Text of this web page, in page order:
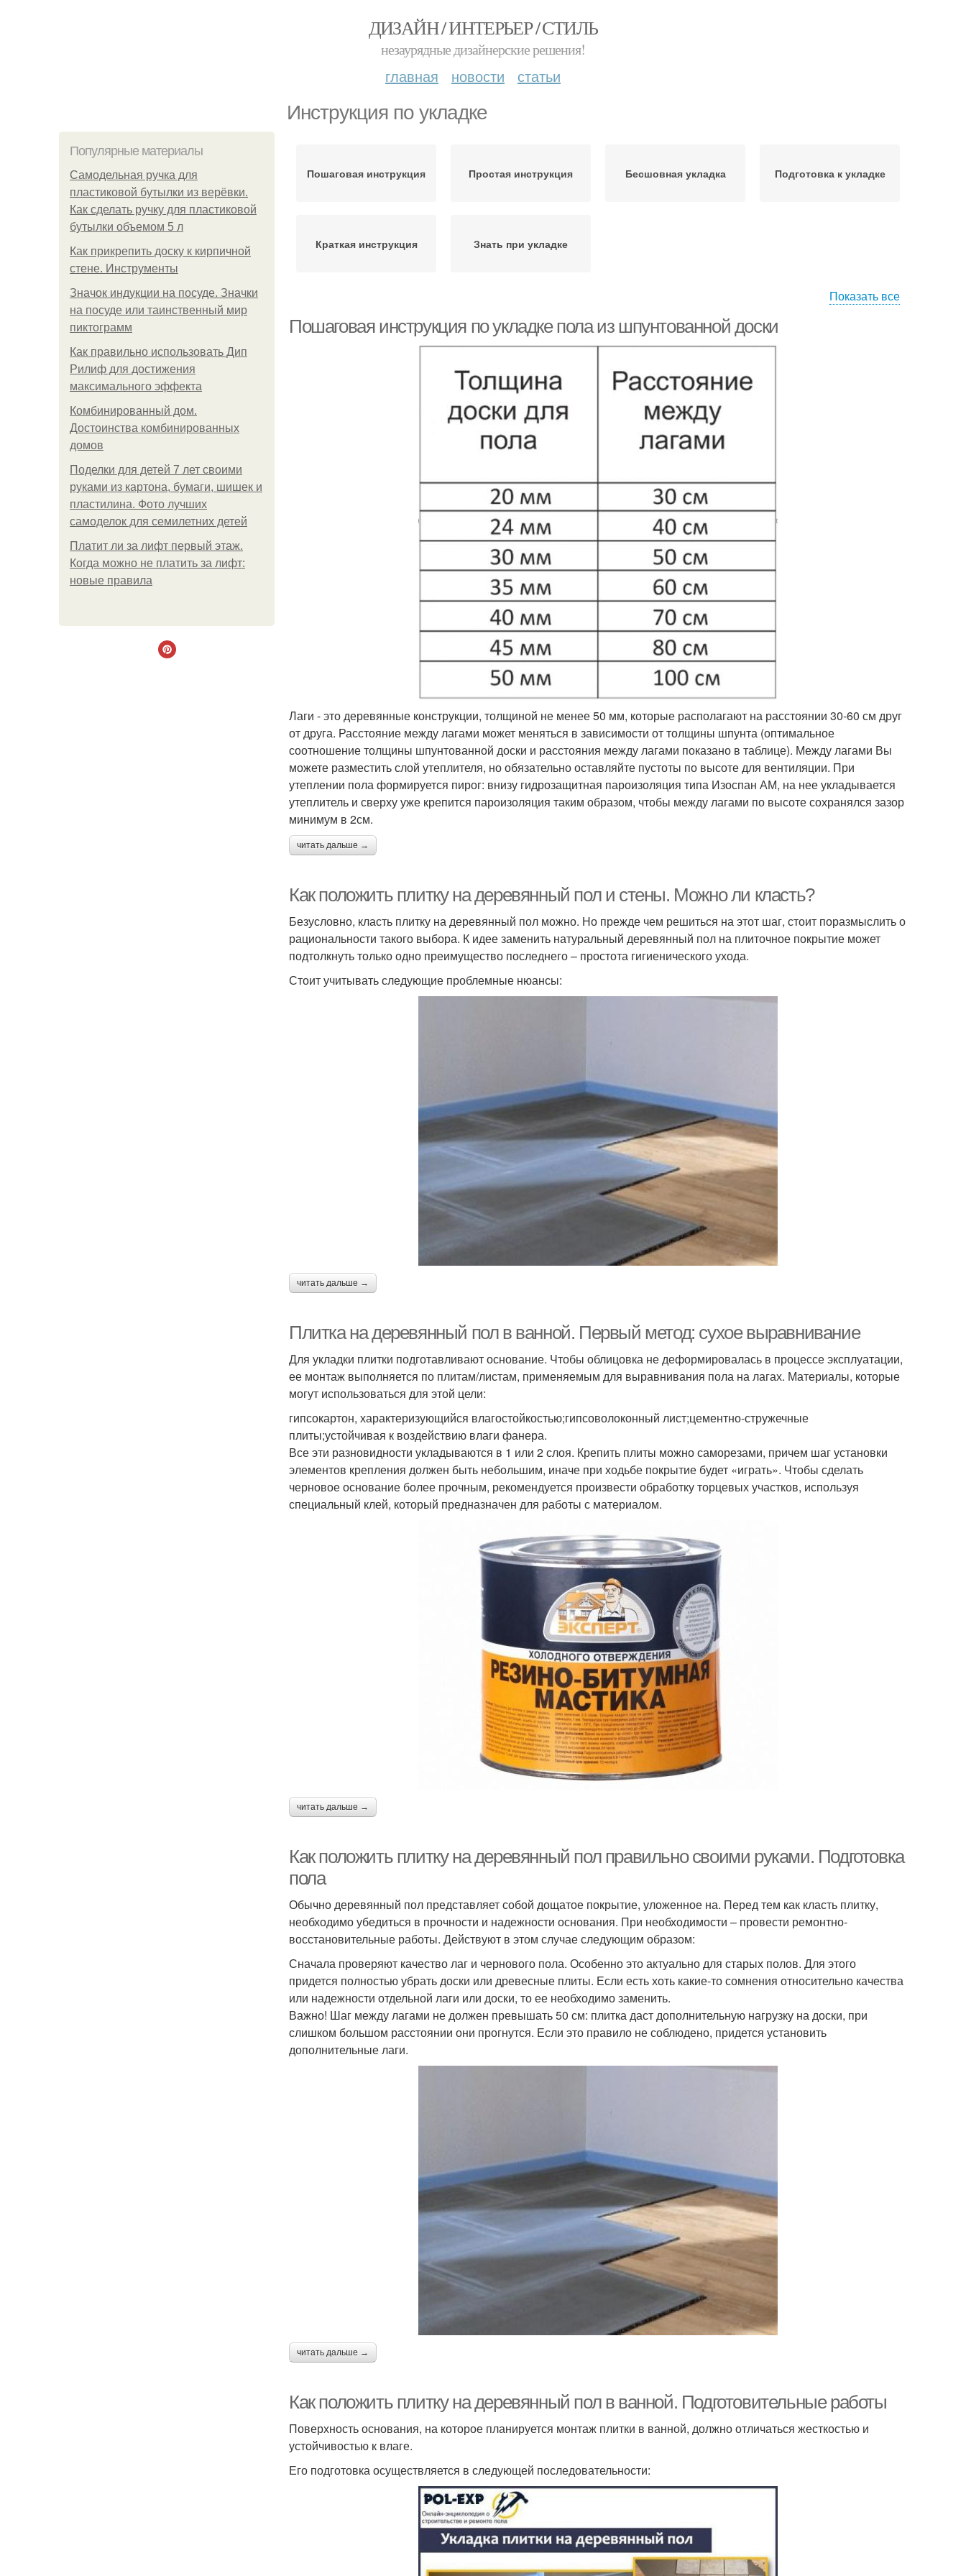
ДИЗАЙН / ИНТЕРЬЕР / СТИЛЬ
незаурядные дизайнерские решения!
главная новости статьи
Инструкция по укладке
Популярные материалы
Самодельная ручка для
пластиковой бутылки из верёвки.
Как сделать ручку для пластиковой
бутылки объемом 5 л
Как прикрепить доску к кирпичной
стене. Инструменты
Значок индукции на посуде. Значки
на посуде или таинственный мир
пиктограмм
Как правильно использовать Дип
Рилиф для достижения
максимального эффекта
Комбинированный дом.
Достоинства комбинированных
домов
Поделки для детей 7 лет своими
руками из картона, бумаги, шишек и
пластилина. Фото лучших
самоделок для семилетних детей
Платит ли за лифт первый этаж.
Когда можно не платить за лифт:
новые правила
Пошаговая инструкция Простая инструкция Бесшовная укладка Подготовка к укладке
Краткая инструкция Знать при укладке
Показать все
Пошаговая инструкция по укладке пола из шпунтованной доски
Лаги - это деревянные конструкции, толщиной не менее 50 мм, которые располагают на расстоянии 30-60 см друг
от друга. Расстояние между лагами может меняться в зависимости от толщины шпунта (оптимальное
соотношение толщины шпунтованной доски и расстояния между лагами показано в таблице). Между лагами Вы
можете разместить слой утеплителя, но обязательно оставляйте пустоты по высоте для вентиляции. При
утеплении пола формируется пирог: внизу гидрозащитная пароизоляция типа Изоспан АМ, на нее укладывается
утеплитель и сверху уже крепится пароизоляция таким образом, чтобы между лагами по высоте сохранялся зазор
минимум в 2см.
читать дальше →
Как положить плитку на деревянный пол и стены. Можно ли класть?
Безусловно, класть плитку на деревянный пол можно. Но прежде чем решиться на этот шаг, стоит поразмыслить о
рациональности такого выбора. К идее заменить натуральный деревянный пол на плиточное покрытие может
подтолкнуть только одно преимущество последнего – простота гигиенического ухода.
Стоит учитывать следующие проблемные нюансы:
читать дальше →
Плитка на деревянный пол в ванной. Первый метод: сухое выравнивание
Для укладки плитки подготавливают основание. Чтобы облицовка не деформировалась в процессе эксплуатации,
ее монтаж выполняется по плитам/листам, применяемым для выравнивания пола на лагах. Материалы, которые
могут использоваться для этой цели:
гипсокартон, характеризующийся влагостойкостью;гипсоволоконный лист;цементно-стружечные
плиты;устойчивая к воздействию влаги фанера.
Все эти разновидности укладываются в 1 или 2 слоя. Крепить плиты можно саморезами, причем шаг установки
элементов крепления должен быть небольшим, иначе при ходьбе покрытие будет «играть». Чтобы сделать
черновое основание более прочным, рекомендуется произвести обработку торцевых участков, используя
специальный клей, который предназначен для работы с материалом.
читать дальше →
Как положить плитку на деревянный пол правильно своими руками. Подготовка
пола
Обычно деревянный пол представляет собой дощатое покрытие, уложенное на. Перед тем как класть плитку,
необходимо убедиться в прочности и надежности основания. При необходимости – провести ремонтно-
восстановительные работы. Действуют в этом случае следующим образом:
Сначала проверяют качество лаг и чернового пола. Особенно это актуально для старых полов. Для этого
придется полностью убрать доски или древесные плиты. Если есть хоть какие-то сомнения относительно качества
или надежности отдельной лаги или доски, то ее необходимо заменить.
Важно! Шаг между лагами не должен превышать 50 см: плитка даст дополнительную нагрузку на доски, при
слишком большом расстоянии они прогнутся. Если это правило не соблюдено, придется установить
дополнительные лаги.
читать дальше →
Как положить плитку на деревянный пол в ванной. Подготовительные работы
Поверхность основания, на которое планируется монтаж плитки в ванной, должно отличаться жесткостью и
устойчивостью к влаге.
Его подготовка осуществляется в следующей последовательности: